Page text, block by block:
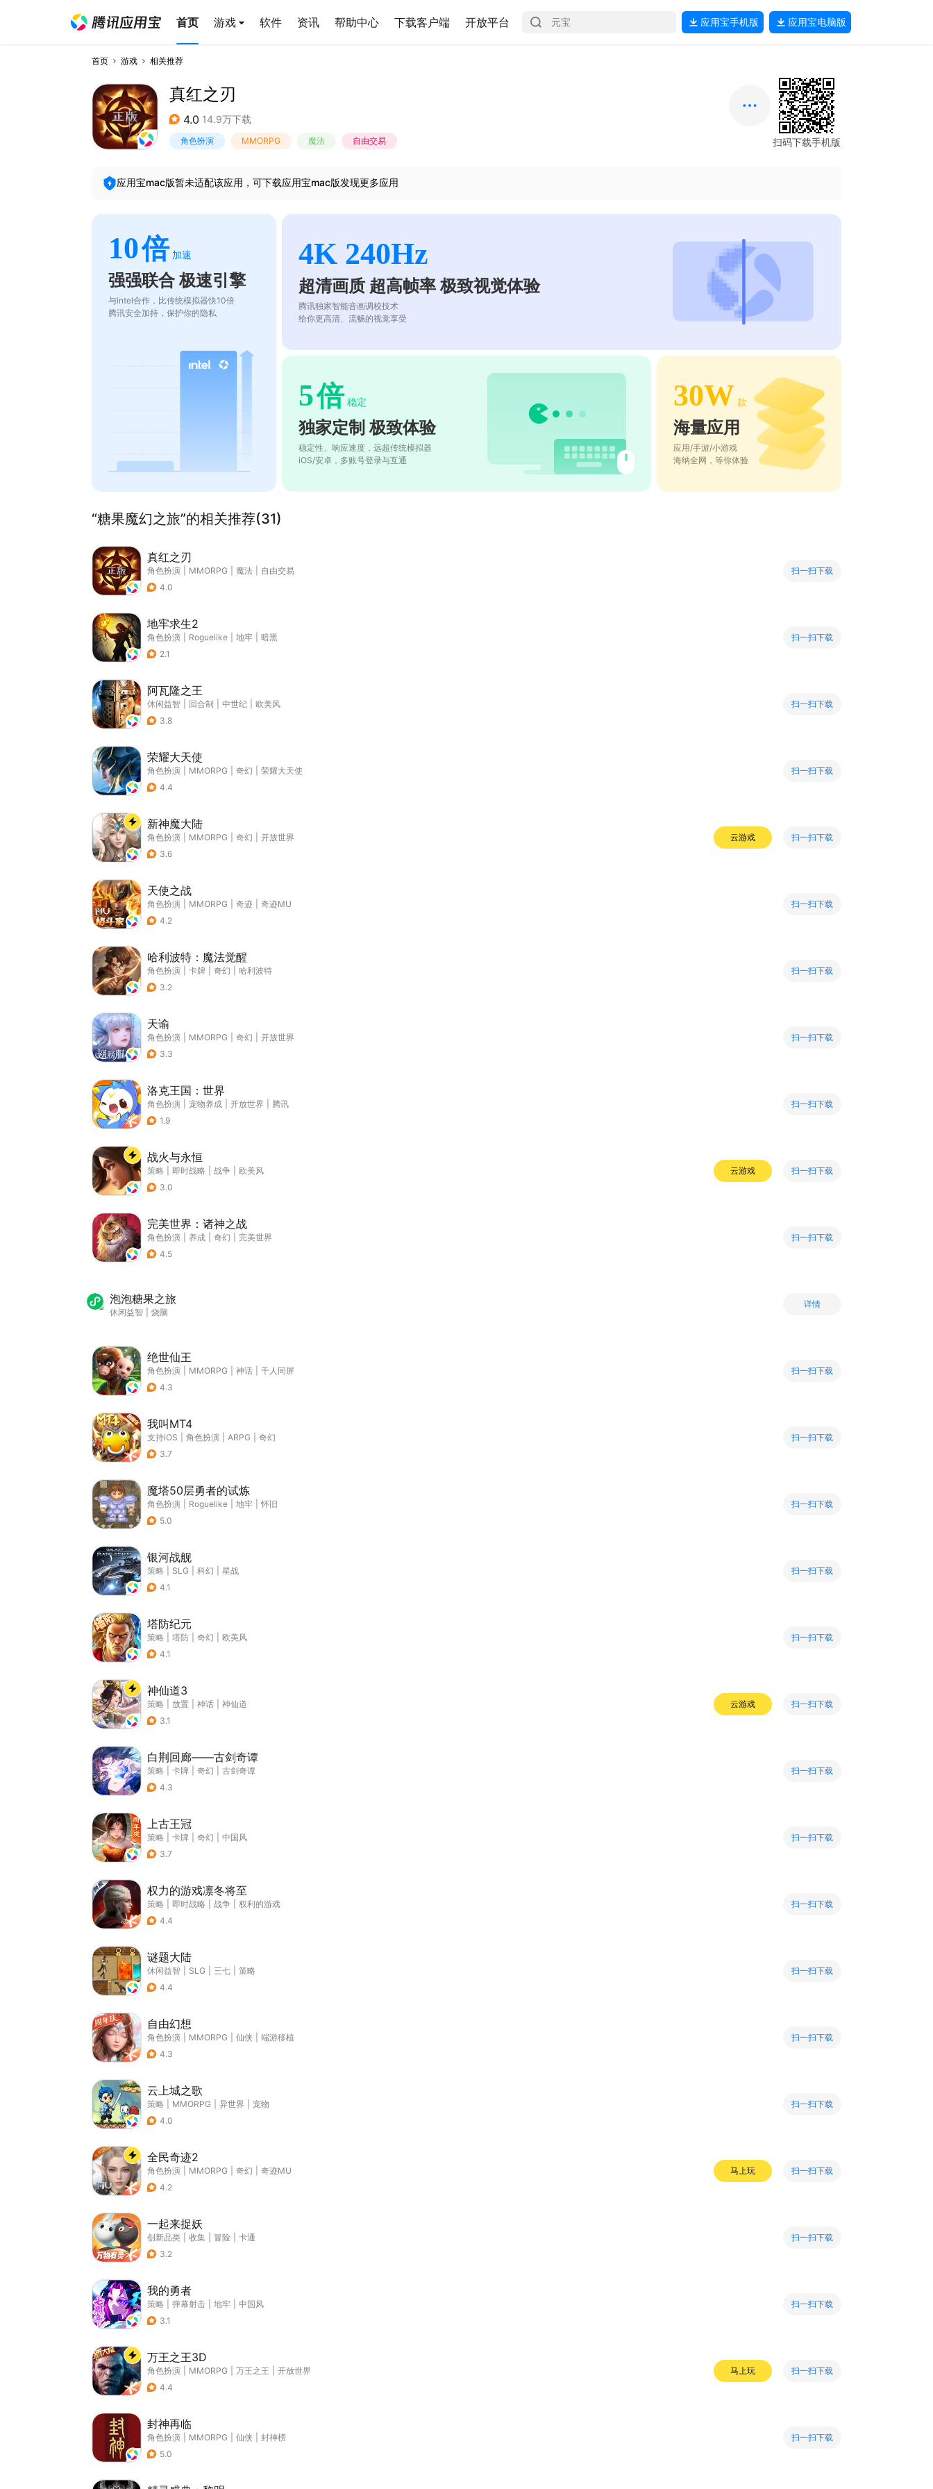
首页 游戏 软件 资讯 帮助中心 下载客户端 开放平台 应用宝手机版 应用宝电脑版
首页 游戏 相关推荐
真红之刃
4.0 14.9万下载
角色扮演 MMORPG 魔法 自由交易 扫码下载手机版
应用宝mac版暂未适配该应用，可下载应用宝mac版发现更多应用
10倍 加速
强强联合 极速引擎
与intel合作，比传统模拟器快10倍
腾讯安全加持，保护你的隐私
4K 240Hz
超清画质 超高帧率 极致视觉体验
腾讯独家智能音画调校技术
给你更高清、流畅的视觉享受
5倍 稳定
独家定制 极致体验
稳定性、响应速度，远超传统模拟器
iOS/安卓，多账号登录与互通
30W 款
海量应用
应用/手游/小游戏
海纳全网，等你体验
“糖果魔幻之旅”的相关推荐(31)
真红之刃
角色扮演 MMORPG 魔法
自由交易
4.0
扫一扫下载
地牢求生2
角色扮演 Roguelike 地牢
暗黑
2.1
扫一扫下载
阿瓦隆之王
休闲益智 回合制 中世纪
欧美风
3.8
扫一扫下载
荣耀大天使
角色扮演 MMORPG 奇幻
荣耀大天使
4.4
扫一扫下载
新神魔大陆
角色扮演 MMORPG 奇幻
开放世界
3.6
云游戏 扫一扫下载
天使之战
角色扮演 MMORPG 奇迹
奇迹MU
4.2
扫一扫下载
哈利波特：魔法觉醒
角色扮演 卡牌 奇幻
哈利波特
3.2
扫一扫下载
天谕
角色扮演 MMORPG 奇幻
开放世界
3.3
扫一扫下载
洛克王国：世界
角色扮演 宠物养成 开放世界
腾讯
1.9
扫一扫下载
战火与永恒
策略 即时战略 战争
欧美风
3.0
云游戏 扫一扫下载
完美世界：诸神之战
角色扮演 养成 奇幻
完美世界
4.5
扫一扫下载
泡泡糖果之旅
休闲益智 烧脑
详情
绝世仙王
角色扮演 MMORPG 神话
千人同屏
4.3
扫一扫下载
我叫MT4
支持iOS 角色扮演 ARPG
奇幻
3.7
扫一扫下载
魔塔50层勇者的试炼
角色扮演 Roguelike 地牢
怀旧
5.0
扫一扫下载
银河战舰
策略 SLG 科幻
星战
4.1
扫一扫下载
塔防纪元
策略 塔防 奇幻
欧美风
4.1
扫一扫下载
神仙道3
策略 放置 神话
神仙道
3.1
云游戏 扫一扫下载
白荆回廊——古剑奇谭
策略 卡牌 奇幻
古剑奇谭
4.3
扫一扫下载
上古王冠
策略 卡牌 奇幻
中国风
3.7
扫一扫下载
权力的游戏凛冬将至
策略 即时战略 战争
权利的游戏
4.4
扫一扫下载
谜题大陆
休闲益智 SLG 三七
策略
4.4
扫一扫下载
自由幻想
角色扮演 MMORPG 仙侠
端游移植
4.3
扫一扫下载
云上城之歌
策略 MMORPG 异世界
宠物
4.0
扫一扫下载
全民奇迹2
角色扮演 MMORPG 奇幻
奇迹MU
4.2
马上玩 扫一扫下载
一起来捉妖
创新品类 收集 冒险
卡通
3.2
扫一扫下载
我的勇者
策略 弹幕射击 地牢
中国风
3.1
扫一扫下载
万王之王3D
角色扮演 MMORPG 万王之王
开放世界
4.4
马上玩 扫一扫下载
封神再临
角色扮演 MMORPG 仙侠
封神榜
5.0
扫一扫下载